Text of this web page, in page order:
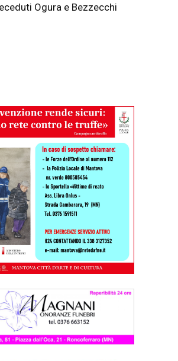
Ogura e Bezzecchi